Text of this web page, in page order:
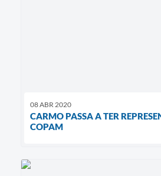
08 ABR 2020
CARMO PASSA A TER
COPAM